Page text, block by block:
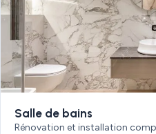
Salle de bains
Rénovation et installation